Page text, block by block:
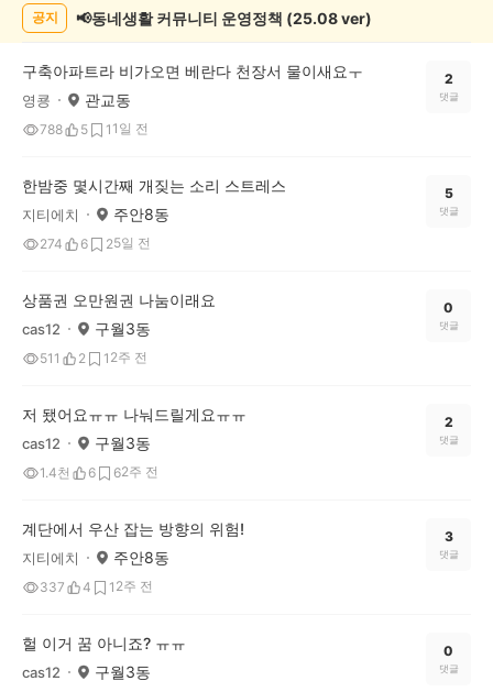
록
공지 📢동네생활 커뮤니티 운영정책 (25.08 ver)
구축아파트라 비가오면 베란다 천장서 물이새요ㅜ
영쿙 관교동
788 5 1 1일 전
2
댓글
한밤중 몇시간째 개짖는 소리 스트레스
지티에치 주안8동
274 6 25일 전
5
댓글
상품권 오만원권 나눔이래요
cas12 구월3동
511 2 1 2주 전
0
댓글
저 됐어요ㅠㅠ 나눠드릴게요ㅠㅠ
cas12 구월3동
1.4천 6 62주 전
2
댓글
계단에서 우산 잡는 방향의 위험!
지티에치 주안8동
337 4 1 2주 전
3
댓글
헐 이거 꿈 아니죠? ㅠㅠ
cas12 구월3동
0
댓글